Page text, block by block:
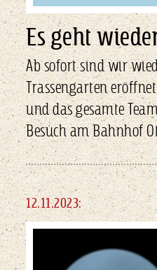
Es geht
Ab sofort sind wir
Trassengarten
und das gesamte
Besuch am Bahnhof
12.11.2023: